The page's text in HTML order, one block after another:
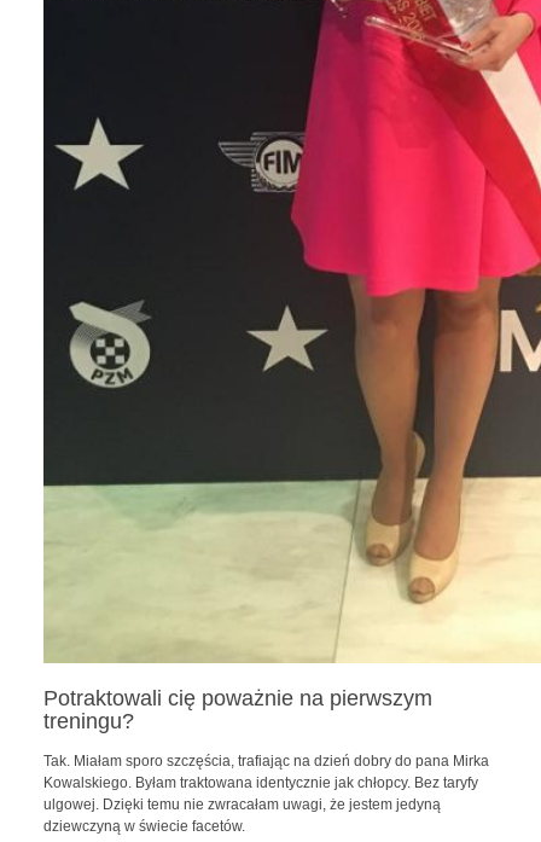
Potraktowali cię poważnie na pierwszym
treningu?
Tak. Miałam sporo szczęścia, trafiając na dzień dobry do pana Mirka
Kowalskiego. Byłam traktowana identycznie jak chłopcy. Bez taryfy
ulgowej. Dzięki temu nie zwracałam uwagi, że jestem jedyną
dziewczyną w świecie facetów.